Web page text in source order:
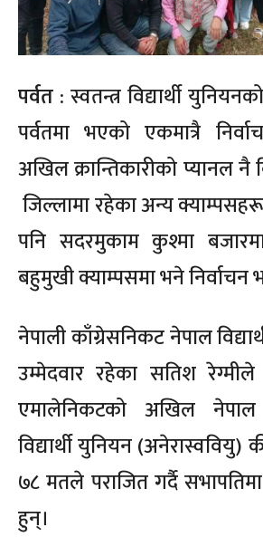
पर्वत : स्वतन्त्र विद्यार्थी
पर्वतमा भएको एकमात्रै
अखिल क्रान्तिकारीको प्यानल
जिल्लामा रहेका अन्य
पनि सदरमुकाम कुश्मा
बहुमुखी क्याम्पसमा भने निर्वाचन
नेपाली काँग्रेसनिकट नेपाल
उम्मेदवार रहेका सतिश रेग्मीले
एमालेनिकटको अखिल नेपाल
विद्यार्थी युनियन (अनेरास्ववियु)
७८ मतले पराजित गर्दै
हुन्।